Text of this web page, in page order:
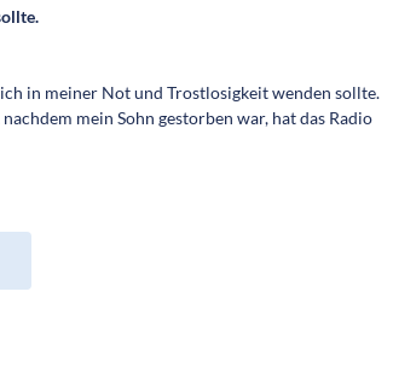
in meiner Not und Trostlosigkeit wenden sollte.
mein Sohn gestorben war, hat das Radio